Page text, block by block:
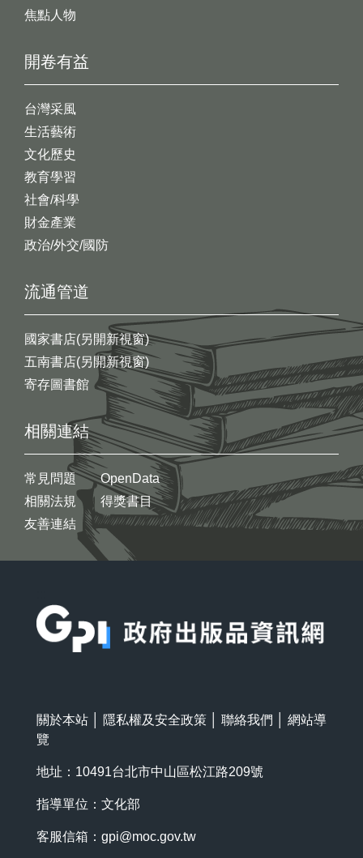
開卷有益
台灣采風
生活藝術
文化歷史
教育學習
社會/科學
財金產業
政治/外交/國防
焦點人物
流通管道
國家書店(另開新視窗)
五南書店(另開新視窗)
寄存圖書館
相關連結
常見問題
相關法規
友善連結
OpenData
得獎書目
關於本站 隱私權及安全政策 聯絡我們
網站導
覽
地址：10491台北市中山區松江路209號
指導單位：文化部
客服信箱： gpi@moc.gov.tw